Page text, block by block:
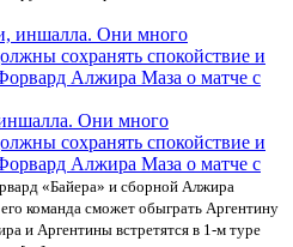
Они много
сохранять спокойствие и
Алжира Маза о матче с
«Байера» и сборной Алжира
команда сможет обыграть Аргентину
и Аргентины встретятся в 1-м туре